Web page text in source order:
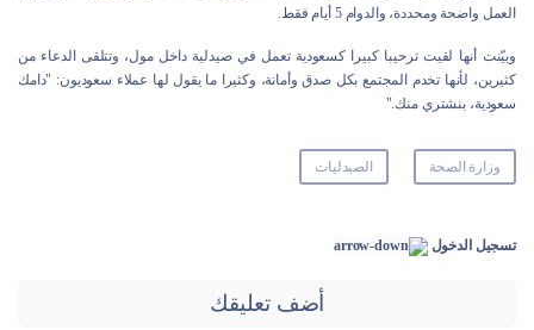
العمل واضحة ومحددة، والدوام 5 أيام فقط.
وبيّنت أنها لقيت ترحيبا كبيرا كسعودية تعمل في صيدلية داخل مول، وتتلقى الدعاء من
كثيرين، لأنها تخدم المجتمع بكل صدق وأمانة، وكثيرا ما يقول لها عملاء سعوديون: "دامك
سعودية، بنشتري منك."
وزارة الصحة الصيدليات
تسجيل الدخول
أضف تعليقك